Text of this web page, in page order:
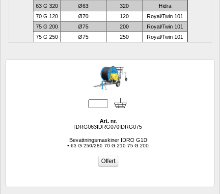
63 G 320
Ø63 320
Hidra
70 G 120
Ø70 120
Royal/Twin 101
75 G 200
Ø75 200
Royal/Twin 101
75 G 250
Ø75 250 Royal/Twin 101
Art. nr.
IDRG063IDRG070IDRG075
Bevattningsmaskiner IDRO G1D
• 63 G 250/280 70 G 210 75 G 200